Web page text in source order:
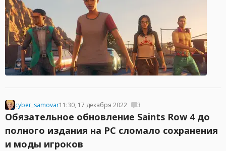
cyber_samovar11:30, 17 декабря 2022 3
Обязательное обновление Saints Row 4 до
полного издания на PC сломало сохранения
и моды игроков